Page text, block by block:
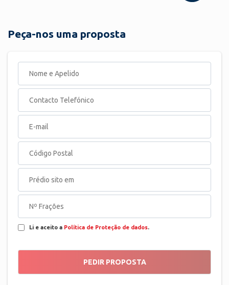
Peça-nos uma proposta
Li e aceito a Política de Proteção de dados.